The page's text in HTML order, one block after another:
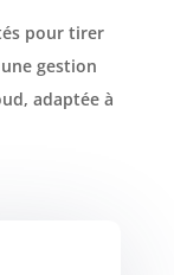
pour tirer
gestion
adaptée à